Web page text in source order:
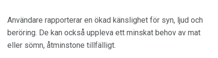
Användare rapporterar en ökad känslighet för syn, ljud och
beröring. De kan också uppleva ett minskat behov av mat
eller sömn, åtminstone tillfälligt.